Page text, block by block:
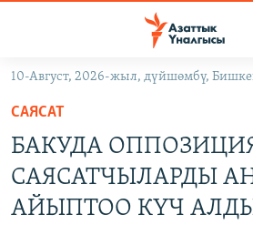
Навигацияга
өтүңүз
Издөөгө
салыңыз
САЯСАТ
ДҮЙНӨ
УКРАИНА
10-Август, 2026-жыл, дүйшөмбү,
САЯСАТ
БАКУДА
САЯСАТЧЫЛАРДЫ
АЙЫПТОО КҮЧ